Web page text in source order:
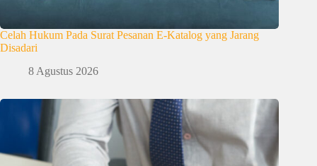
Celah Hukum Pada Surat Pesanan E-Katalog yang Jarang
Disadari
8 Agustus 2026